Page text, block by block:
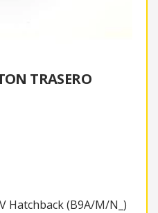
TRASERO
Hatchback (B9A/M/N_)